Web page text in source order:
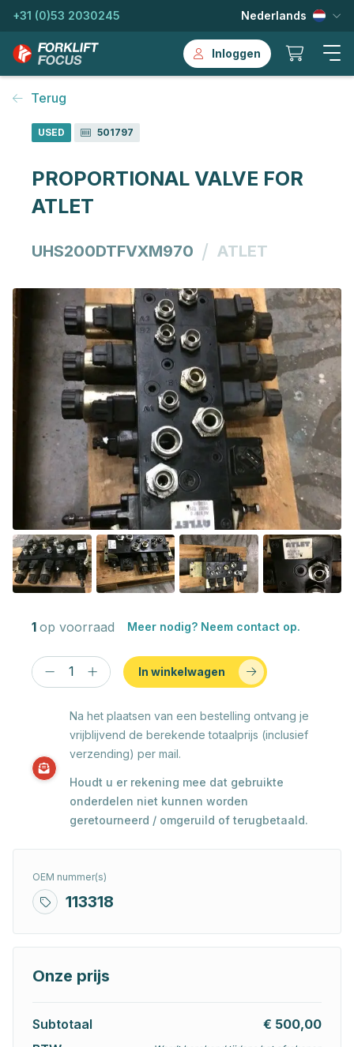
+31 (0)53 2030245 Nederlands
Inloggen
Terug
USED 501797
PROPORTIONAL VALVE FOR
ATLET
UHS200DTFVXM970 / ATLET
1 op voorraad Meer nodig? Neem contact op.
In winkelwagen
Na het plaatsen van een bestelling ontvang je
vrijblijvend de berekende totaalprijs (inclusief
verzending) per mail.
Houdt u er rekening mee dat gebruikte
onderdelen niet kunnen worden
geretourneerd / omgeruild of terugbetaald.
OEM nummer(s)
113318
Onze prijs
Subtotaal
€ 500,00